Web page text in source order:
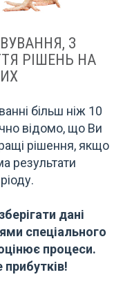
З
РІШЕНЬ НА
більш ніж 10
відомо, що Ви
рішення, якщо
результати
дані
спеціального
процеси.